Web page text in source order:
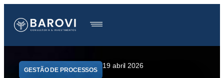
GESTÃO DE PROCESSOS
19 abril 2026